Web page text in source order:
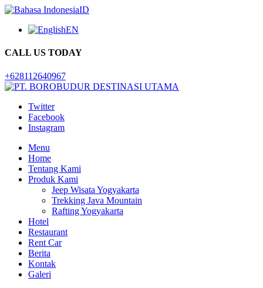
ID
EN
CALL US TODAY
+628112640967
Twitter
Facebook
Instagram
Menu
Home
Tentang Kami
Produk Kami
Jeep Wisata Yogyakarta
Trekking Java Mountain
Rafting Yogyakarta
Hotel
Restaurant
Rent Car
Berita
Kontak
Galeri